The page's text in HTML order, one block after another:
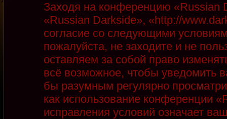
Заходя на конференцию
«Russian Darkside», «http://
согласие со следующими
пожалуйста, не заходите и не
оставляем за собой право
всё возможное, чтобы уведомить
бы разумным регулярно
как использование конференции
исправления условий означает